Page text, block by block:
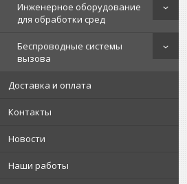
Инженерное оборудование
для обработки сред
Беспроводные системы
вызова
Доставка и оплата
Контакты
Новости
Наши работы